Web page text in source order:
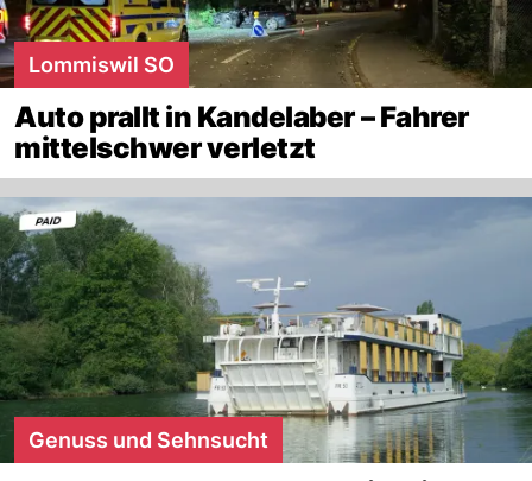
Lommiswil SO
Auto prallt in Kandelaber – Fahrer
mittelschwer verletzt
Genuss und Sehnsucht